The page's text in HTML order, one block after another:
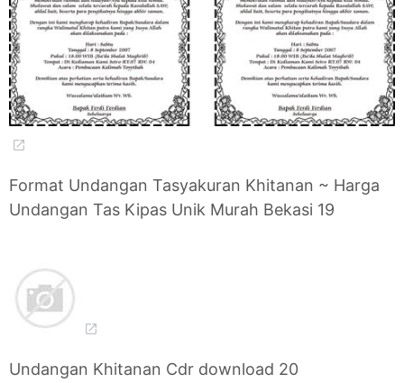
Format Undangan Tasyakuran Khitanan ~ Harga
Undangan Tas Kipas Unik Murah Bekasi 19
Undangan Khitanan Cdr download 20